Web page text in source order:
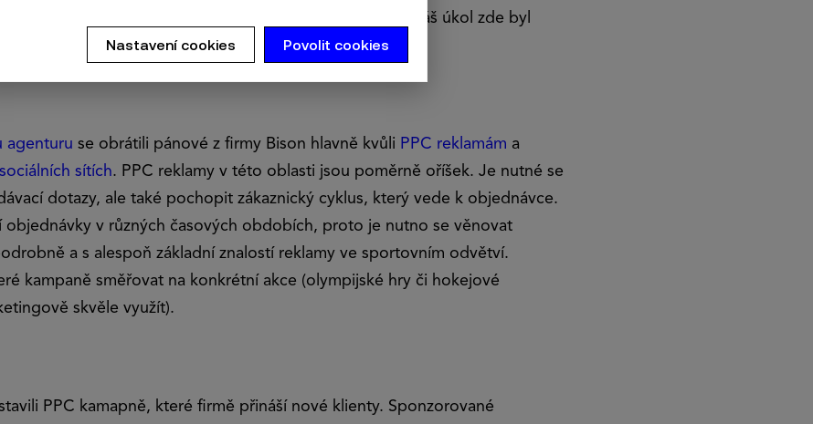
Povolit cookies
Nastavení cookies
mělo na sportovní odvětví velice negativní dopad. Náš úkol zde byl
počet zakázek vrátit do "normálu".
agenturu se obrátili pánové z firmy Bison hlavně kvůli PPC reklamám a
sociálních sítích. PPC reklamy v této oblasti jsou poměrně oříšek. Je nutné se
dotazy, ale také pochopit zákaznický cyklus, který vede k objednávce.
objednávky v různých časových obdobích, proto je nutno se věnovat
a s alespoň základní znalostí reklamy ve sportovním odvětví.
kampaně směřovat na konkrétní akce (olympijské hry či hokejové
skvěle využít).
PPC kamapně, které firmě přináší nové klienty. Sponzorované